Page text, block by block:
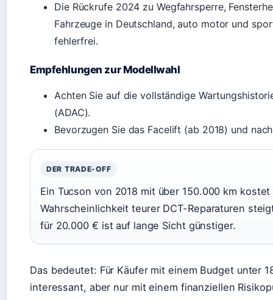
Die Rückrufe 2024 zu Wegfahrsperre,
Fahrzeuge in Deutschland, auto motor und
fehlerfrei.
Empfehlungen zur Modellwahl
Achten Sie auf die vollständige
(ADAC).
Bevorzugen Sie das Facelift (ab 2018) und
DER TRADE-OFF
Ein Tucson von 2018 mit über 150.000 km
Wahrscheinlichkeit teurer DCT-Reparaturen
für 20.000 € ist auf lange Sicht günstiger.
Das bedeutet: Für Käufer mit einem Budget unter
interessant, aber nur mit einem finanziellen